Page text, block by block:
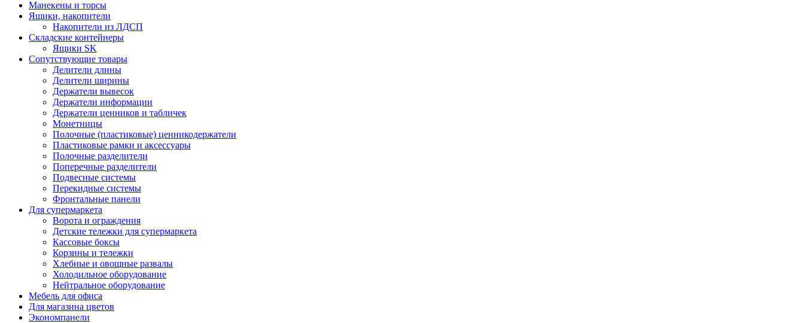
Манекены и торсы
Ящики, накопители
Накопители из ЛДСП
Складские контейнеры
Ящики SK
Сопутствующие товары
Делители длины
Делители ширины
Держатели вывесок
Держатели информации
Держатели ценников и табличек
Монетницы
Полочные (пластиковые) ценникодержатели
Пластиковые рамки и аксессуары
Полочные разделители
Поперечные разделители
Подвесные системы
Перекидные системы
Фронтальные панели
Для супермаркета
Ворота и ограждения
Детские тележки для супермаркета
Кассовые боксы
Корзины и тележки
Хлебные и овощные развалы
Холодильное оборудование
Нейтральное оборудование
Мебель для офиса
Для магазина цветов
Экономпанели